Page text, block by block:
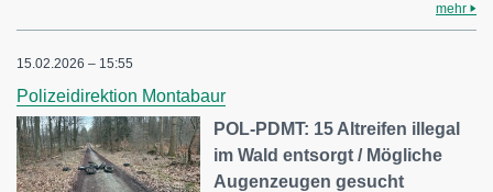
mehr
15.02.2026 – 15:55
Polizeidirektion Montabaur
POL-PDMT: 15 Altreifen illegal
im Wald entsorgt / Mögliche
Augenzeugen gesucht